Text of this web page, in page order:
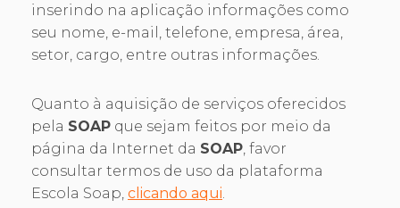
inserindo na aplicação informações como
seu nome, e-mail, telefone, empresa, área,
setor, cargo, entre outras informações.
Quanto à aquisição de serviços oferecidos
pela SOAP que sejam feitos por meio da
página da Internet da SOAP, favor
consultar termos de uso da plataforma
Escola Soap, clicando aqui.